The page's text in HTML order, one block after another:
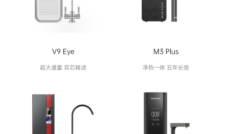
V9 Eye
超大通量 双芯精滤
M3 Plus
净热一体 五年长效